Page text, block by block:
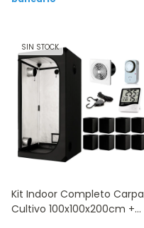
SIN STOCK
Kit Indoor Completo Carpa
Cultivo 100x100x200cm +